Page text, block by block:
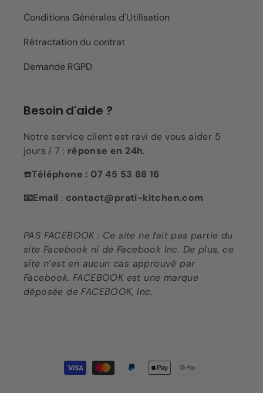
Conditions Générales d'Utilisation
Rétractation du contrat
Demande RGPD
Besoin d'aide ?
Notre service client est ravi de vous aider 5
jours / 7 : réponse en 24h.
☎️Téléphone : 07 45 53 88 16
📧Email : contact@prati-kitchen.com
PAS FACEBOOK : Ce site ne fait pas partie du
site Facebook ni de Facebook Inc. De plus, ce
site n’est en aucun cas approuvé par
Facebook. FACEBOOK est une marque
déposée de FACEBOOK, Inc.
de